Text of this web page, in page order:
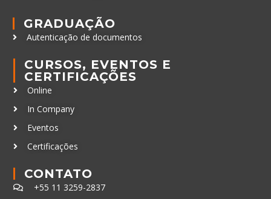
GRADUAÇÃO
Autenticação de documentos
CURSOS, EVENTOS E
CERTIFICAÇÕES
Online
In Company
Eventos
Certificações
CONTATO
+55 11 3259-2837